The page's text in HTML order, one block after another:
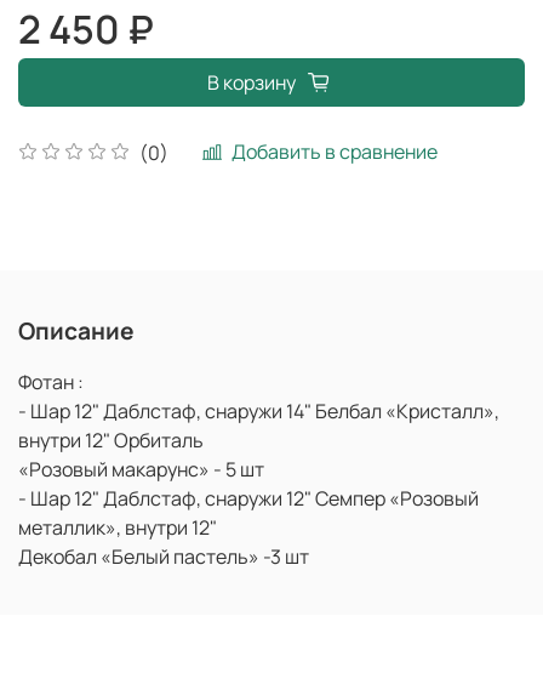
(0) Добавить в сравнение
2 450 ₽
В корзину
Описание
Фотан :
- Шар 12" Даблстаф, снаружи 14" Белбал «Кристалл»,
внутри 12" Орбиталь
«Розовый макарунс» - 5 шт
- Шар 12" Даблстаф, снаружи 12" Семпер «Розовый
металлик», внутри 12"
Декобал «Белый пастель» -3 шт